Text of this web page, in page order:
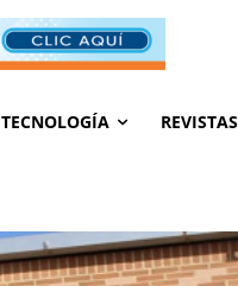
TECNOLOGÍA REVISTAS